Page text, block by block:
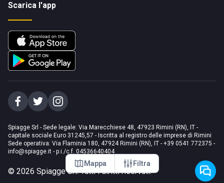
Mappa Filtra
Scarica l'app
Spiagge Srl - Sede legale: Via Marecchiese 48, 47923 Rimini (RN), IT -
capitale sociale Euro 31245,57 - Iscritta al registro delle imprese di Rimini
Sede operativa: Via Flaminia 180, 47924 Rimini (RN), IT - +39 0541 772375 -
info@spiagge.it - p.i./c.f. 04536640404
© 2026 Spiagge Srl. Tutti i diritti riservati.